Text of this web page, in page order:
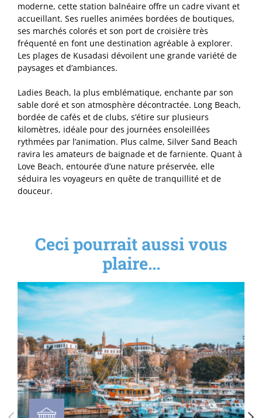
moderne, cette station balnéaire offre un cadre vivant et
accueillant. Ses ruelles animées bordées de boutiques,
ses marchés colorés et son port de croisière très
fréquenté en font une destination agréable à explorer.
Les plages de Kusadasi dévoilent une grande variété de
paysages et d’ambiances.
Ladies Beach, la plus emblématique, enchante par son
sable doré et son atmosphère décontractée. Long Beach,
bordée de cafés et de clubs, s’étire sur plusieurs
kilomètres, idéale pour des journées ensoleillées
rythmées par l’animation. Plus calme, Silver Sand Beach
ravira les amateurs de baignade et de farniente. Quant à
Love Beach, entourée d’une nature préservée, elle
séduira les voyageurs en quête de tranquillité et de
douceur.
Ceci pourrait aussi vous
plaire...